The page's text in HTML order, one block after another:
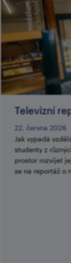
Televizní
22. června 2026
Jak vypadá
studenty z
prostor rozvíjet
se na reportáž o